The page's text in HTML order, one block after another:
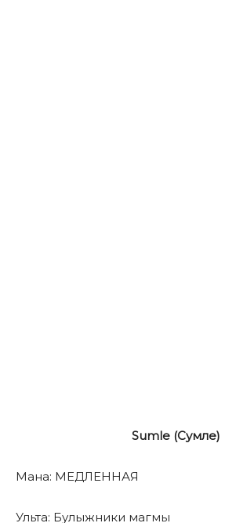
Sumle (Сумле)
Мана: МЕДЛЕННАЯ
Ульта: Булыжники магмы